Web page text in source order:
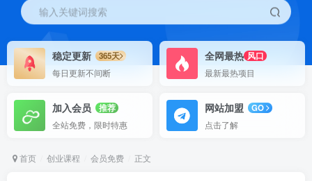
输入关键词搜索
稳定更新
365天
每日更新不间断
全网最热 风口
最新最热项目
加入会员
推荐
全站免费，限时特惠
网站加盟
GO
点击了解
首页 创业课程 会员免费 正文